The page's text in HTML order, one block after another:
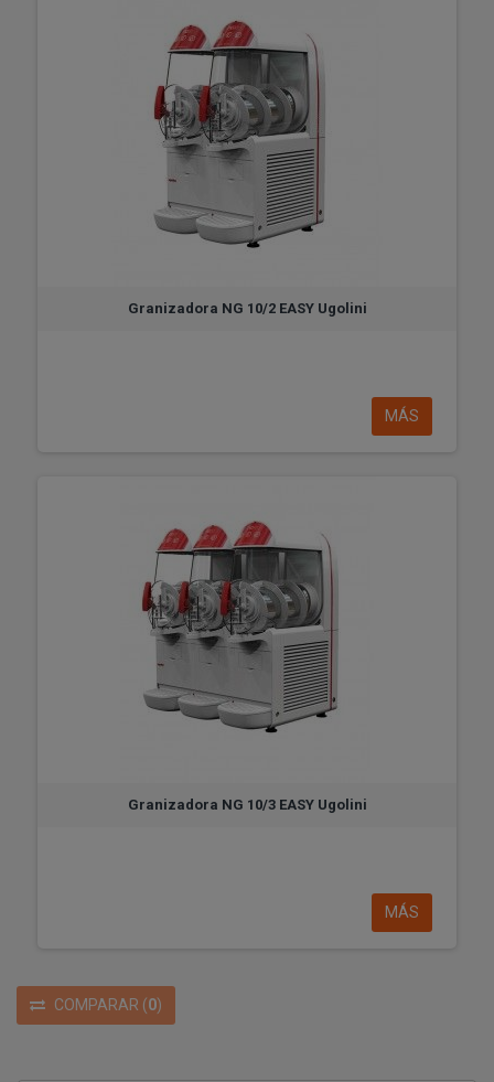
Granizadora NG 10/2 EASY Ugolini
MÁS
Granizadora NG 10/3 EASY Ugolini
MÁS
COMPARAR (0)